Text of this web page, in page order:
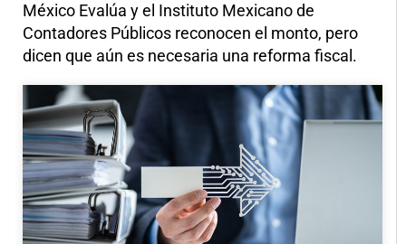
México Evalúa y el Instituto Mexicano de
Contadores Públicos reconocen el monto, pero
dicen que aún es necesaria una reforma fiscal.